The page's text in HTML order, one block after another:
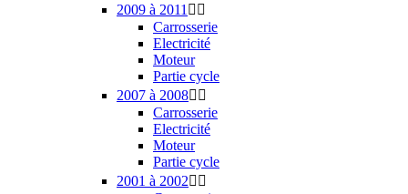
2009 à 2011  
Carrosserie
Electricité
Moteur
Partie cycle
2007 à 2008 
Carrosserie
Electricité
Moteur
Partie cycle
2001 à 2002 